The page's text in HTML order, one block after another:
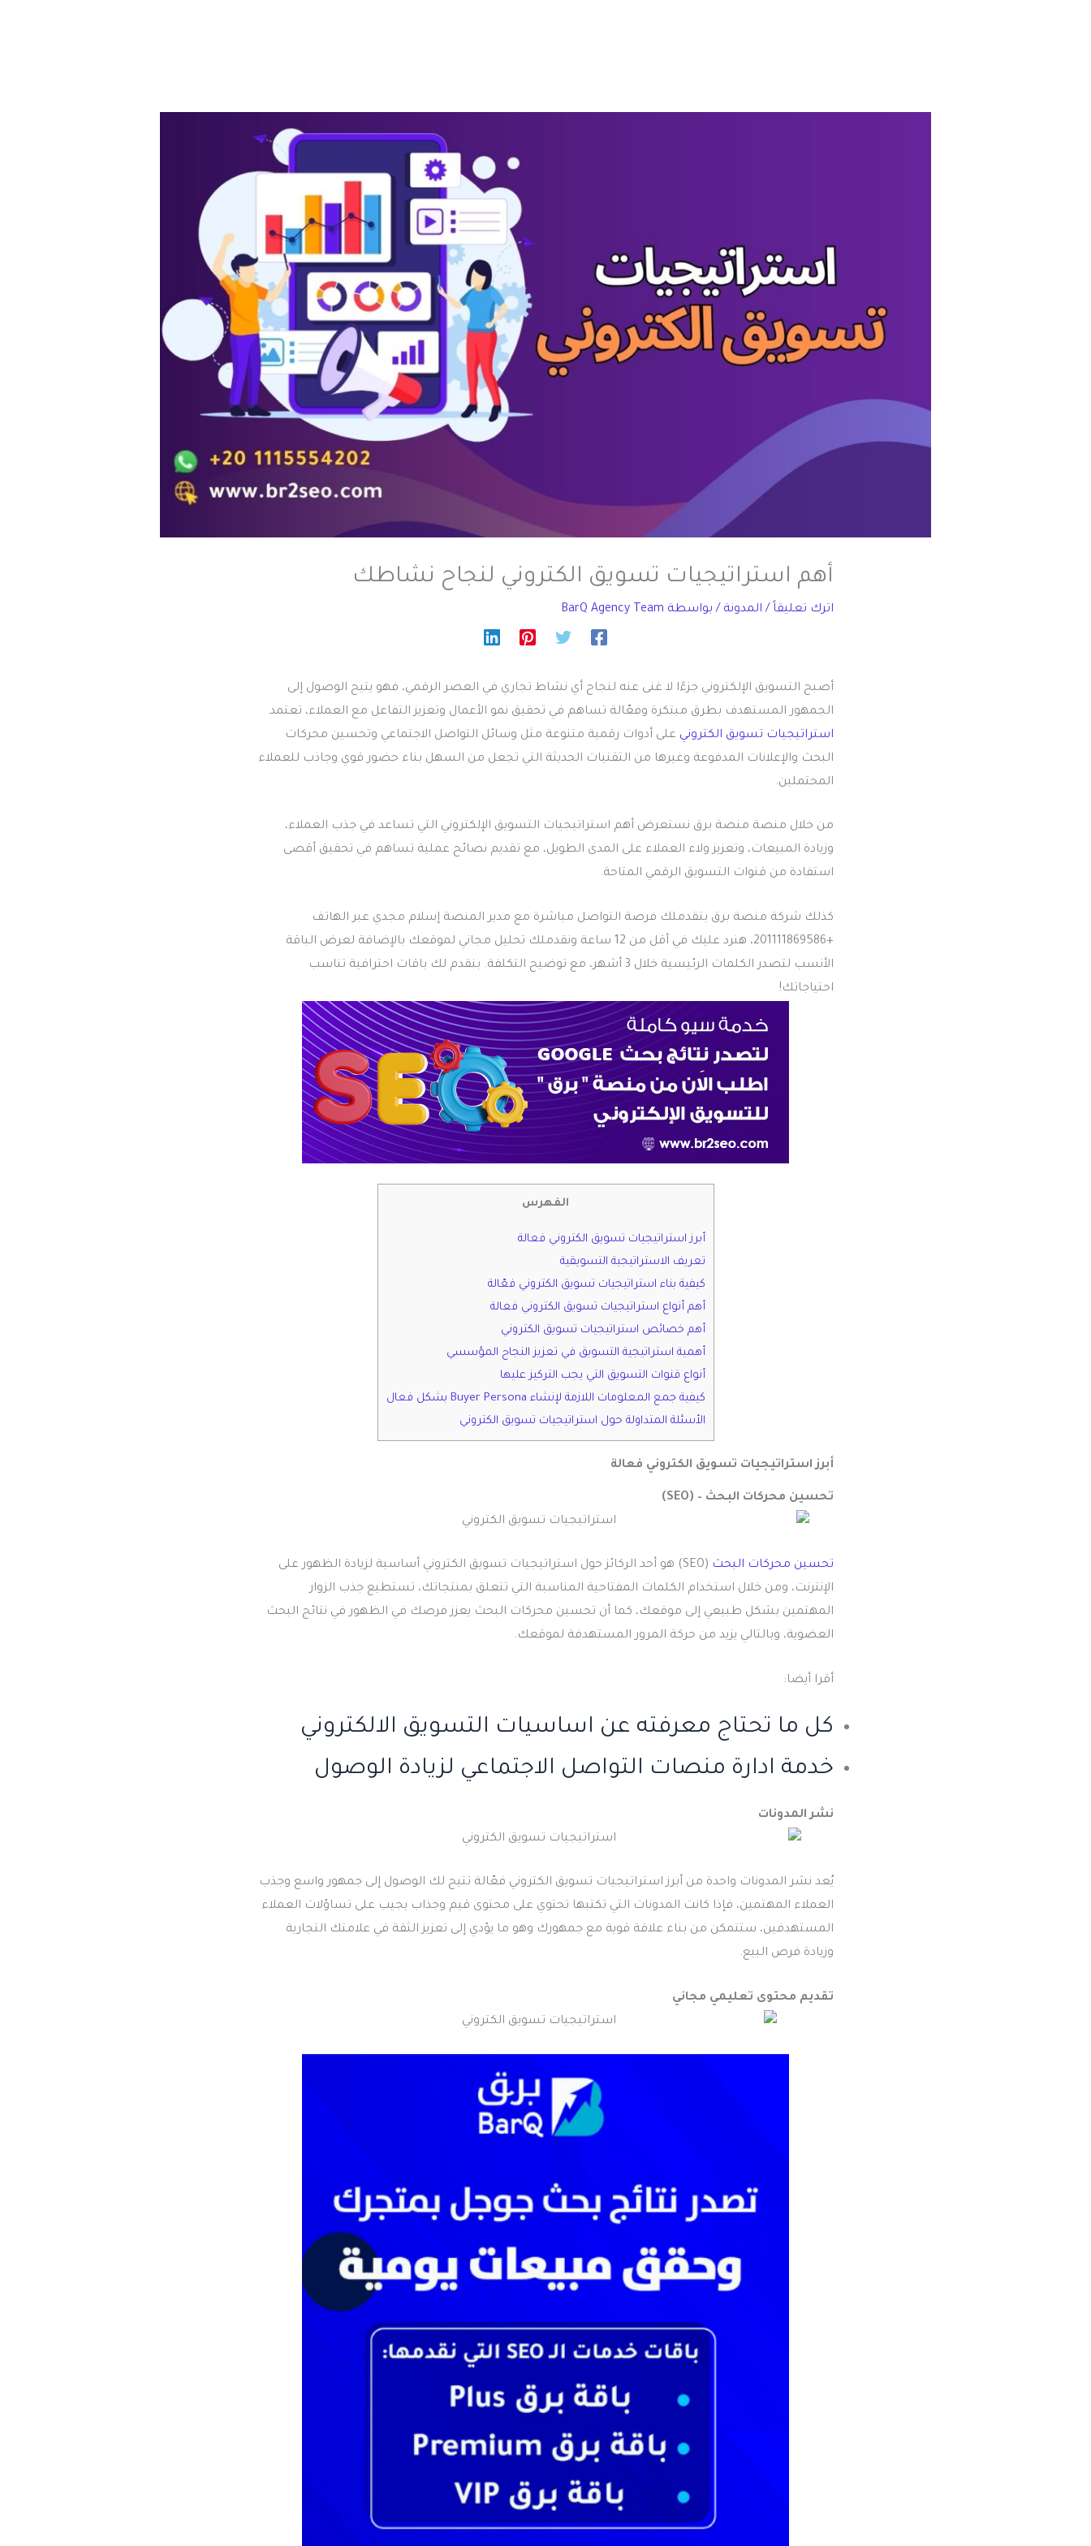
أهم استراتيجيات تسويق الكتروني لنجاح نشاطك
اترك تعليقاً / المدونة / بواسطة BarQ Agency Team
أصبح التسويق الإلكتروني جزءًا لا غنى عنه لنجاح أي نشاط تجاري في العصر الرقمي، فهو يتيح الوصول إلى
الجمهور المستهدف بطرق مبتكرة وفعّالة تساهم في تحقيق نمو الأعمال وتعزيز التفاعل مع العملاء، تعتمد
استراتيجيات تسويق الكتروني على أدوات رقمية متنوعة مثل وسائل التواصل الاجتماعي وتحسين محركات
البحث والإعلانات المدفوعة وغيرها من التقنيات الحديثة التي تجعل من السهل بناء حضور قوي وجاذب للعملاء
المحتملين.
من خلال منصة منصة برق نستعرض أهم استراتيجيات التسويق الإلكتروني التي تساعد في جذب العملاء،
وزيادة المبيعات، وتعزيز ولاء العملاء على المدى الطويل، مع تقديم نصائح عملية تساهم في تحقيق أقصى
استفادة من قنوات التسويق الرقمي المتاحة.
كذلك شركة منصة برق بتقدملك فرصة التواصل مباشرة مع مدير المنصة إسلام مجدي عبر الهاتف
+201111869586، هنرد عليك في أقل من 12 ساعة ونقدملك تحليل مجاني لموقعك بالإضافة لعرض الباقة
الأنسب لتصدر الكلمات الرئيسية خلال 3 أشهر، مع توضيح التكلفة. بنقدم لك باقات احترافية تناسب
احتياجاتك!
الفهرس
أبرز استراتيجيات تسويق الكتروني فعالة
تعريف الاستراتيجية التسويقية
كيفية بناء استراتيجيات تسويق الكتروني فعّالة
أهم أنواع استراتيجيات تسويق الكتروني فعالة
أهم خصائص استراتيجيات تسويق الكتروني
أهمية استراتيجية التسويق في تعزيز النجاح المؤسسي
أنواع قنوات التسويق التي يجب التركيز عليها
كيفية جمع المعلومات اللازمة لإنشاء Buyer Persona بشكل فعال
الأسئلة المتداولة حول استراتيجيات تسويق الكتروني
أبرزاستراتيجيات تسويق الكتروني فعالة
تحسين محركات البحث – (SEO)
تحسين محركات البحث
(SEO) هو أحد الركائز حول استراتيجيات تسويق الكتروني أساسية لزيادة الظهور على
الإنترنت، ومن خلال استخدام الكلمات المفتاحية المناسبة التي تتعلق بمنتجاتك، تستطيع جذب الزوار
المهتمين بشكل طبيعي إلى موقعك، كما أن تحسين محركات البحث يعزز فرصك في الظهور في نتائج البحث
العضوية، وبالتالي يزيد من حركة المرور المستهدفة لموقعك.
أقرا أيضا:
كل ما تحتاج معرفته عن اساسيات التسويق الالكتروني
خدمة ادارة منصات التواصل الاجتماعي لزيادة الوصول
نشر المدونات
يُعد نشر المدونات واحدة من أبرز استراتيجيات تسويق الكتروني فعّالة تتيح لك الوصول إلى جمهور واسع وجذب
العملاء المهتمين، فإذا كانت المدونات التي تكتبها تحتوي على محتوى قيم وجذاب يجيب على تساؤلات العملاء
المستهدفين، ستتمكن من بناء علاقة قوية مع جمهورك وهو ما يؤدي إلى تعزيز الثقة في علامتك التجارية
وزيادة فرص البيع.
تقديم محتوى تعليمي مجاني